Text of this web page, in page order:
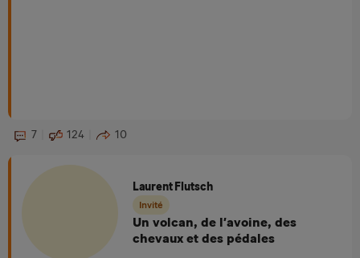
7 124 10
Laurent Flutsch
Invité
Un volcan, de l’avoine, des
chevaux et des pédales